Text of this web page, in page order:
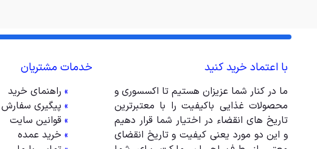
با اعتماد خرید کنید
ما در کنار شما عزیزان هستیم تا اکسسوری و
محصولات غذایی باکیفیت را با معتبرترین
تاریخ های انقضاء در اختیار شما قرار دهیم
و این دو مورد یعنی کیفیت و تاریخ انقضای
خدمات مشتریان
» راهنمای خرید
» پیگیری سفارش
» قوانین سایت
» خرید عمده